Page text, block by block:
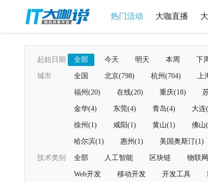
热门活动 大咖直播
起始日期 全部 今天 明天 本周 下
城市 全国 北京(798) 杭州(704) 上
福州(20) 在线(20) 重庆(18)
金华(4) 东莞(4) 青岛(4) 大连
徐州(1) 咸阳(1) 黄山(1) 佛山
哈尔滨(1) 惠州(1) 美国奥斯汀(1)
技术类别 全部 人工智能 区块链 物联网
Web开发 移动开发 开发工具